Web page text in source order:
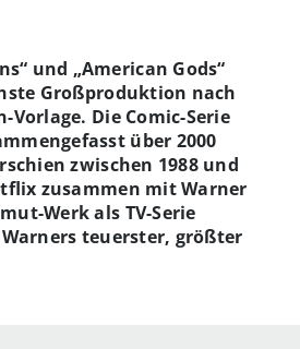
und „American Gods“
Großproduktion nach
Vorlage. Die Comic-Serie
über 2000
zwischen 1988 und
zusammen mit Warner
Werk als TV-Serie
teuerster, größter